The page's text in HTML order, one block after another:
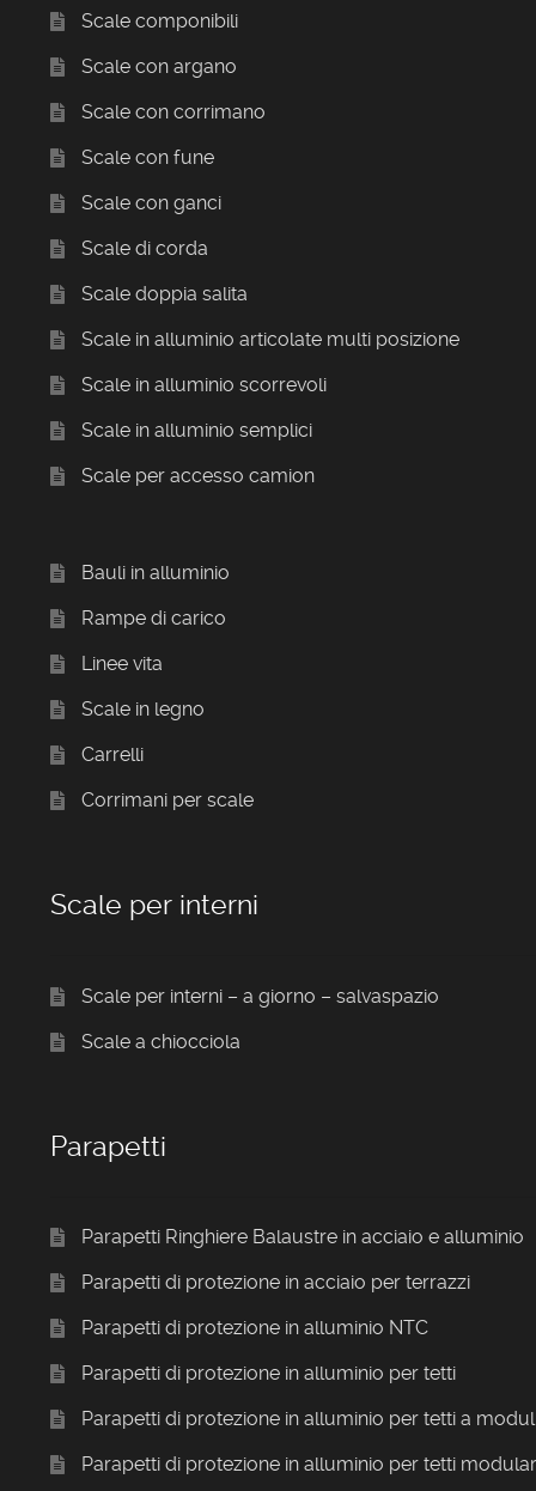
Scale componibili
Scale con argano
Scale con corrimano
Scale con fune
Scale con ganci
Scale di corda
Scale doppia salita
Scale in alluminio articolate multi posizione
Scale in alluminio scorrevoli
Scale in alluminio semplici
Scale per accesso camion
Bauli in alluminio
Rampe di carico
Linee vita
Scale in legno
Carrelli
Corrimani per scale
Scale per interni
Scale per interni – a giorno – salvaspazio
Scale a chiocciola
Parapetti
Parapetti Ringhiere Balaustre in acciaio e alluminio
Parapetti di protezione in acciaio per terrazzi
Parapetti di protezione in alluminio NTC
Parapetti di protezione in alluminio per tetti
Parapetti di protezione in alluminio per tetti a
Parapetti di protezione in alluminio per tetti